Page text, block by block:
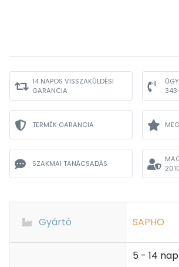
14 NAPOS VISSZAKÜLDÉSI
GARANCIA
TERMÉK GARANCIA
SZAKMAI TANÁCSADÁS
Gyártó SAPHO
5 - 14 nap